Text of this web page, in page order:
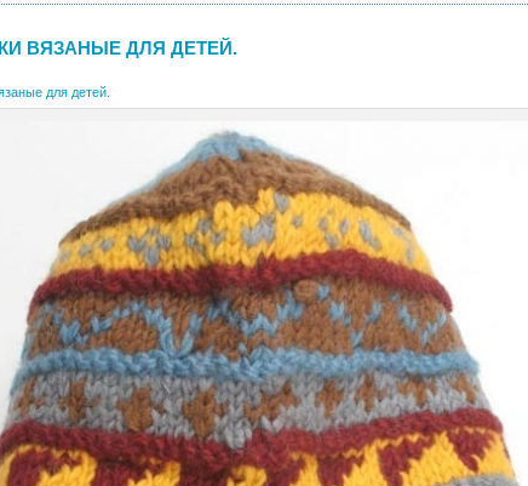
ВЯЗАНЫЕ ДЛЯ ДЕТЕЙ.
для детей.